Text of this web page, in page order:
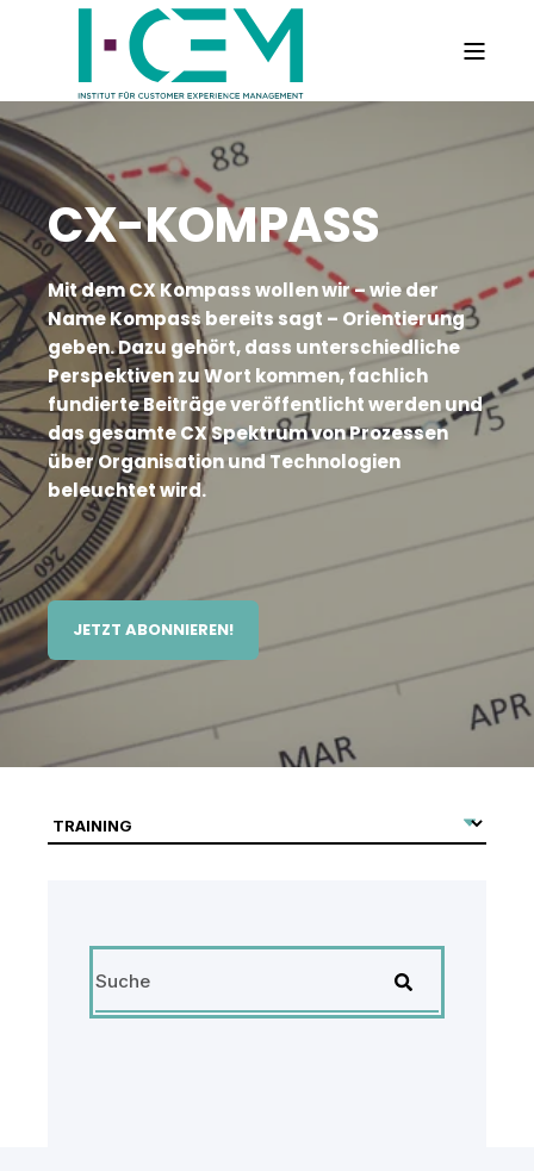
CX-KOMPASS
Mit dem CX Kompass wollen wir – wie der
Name Kompass bereits sagt – Orientierung
geben. Dazu gehört, dass unterschiedliche
Perspektiven zu Wort kommen, fachlich
fundierte Beiträge veröffentlicht werden und
das gesamte CX Spektrum von Prozessen
über Organisation und Technologien
beleuchtet wird.
JETZT ABONNIEREN!